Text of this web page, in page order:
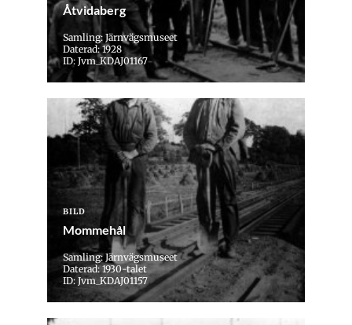
Åtvidaberg
Samling: Järnvägsmuseet
Daterad: 1928
ID: Jvm_KDAJ01167
BILD
Mommehål
Samling: Järnvägsmuseet
Daterad: 1930-talet
ID: Jvm_KDAJ01157